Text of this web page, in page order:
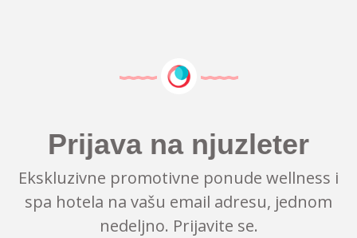
Prijava na njuzleter
Ekskluzivne promotivne ponude wellness i
spa hotela na vašu email adresu, jednom
nedeljno. Prijavite se.